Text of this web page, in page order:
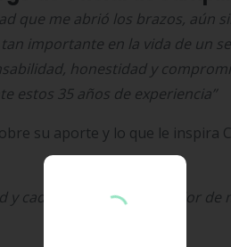
que me abrió los brazos, aún
importante en la vida de un
honestidad y
estos 35 años de experiencia”
su aporte y lo que le inspira
cada día aportaré lo mejor de